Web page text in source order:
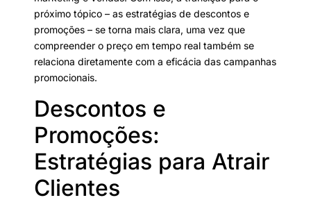
próximo tópico – as estratégias de descontos e
promoções – se torna mais clara, uma vez que
compreender o preço em tempo real também se
relaciona diretamente com a eficácia das campanhas
promocionais.
Descontos e
Promoções:
Estratégias para Atrair
Clientes